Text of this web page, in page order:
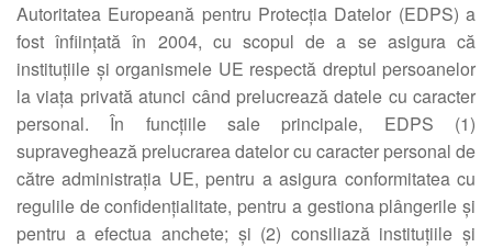
Autoritatea Europeană pentru Protecția Datelor (EDPS) a
fost înființată în 2004, cu scopul de a se asigura că
instituțiile și organismele UE respectă dreptul persoanelor
la viața privată atunci când prelucrează datele cu caracter
personal. În funcțiile sale principale, EDPS (1)
supraveghează prelucrarea datelor cu caracter personal de
către administrația UE, pentru a asigura conformitatea cu
regulile de confidențialitate, pentru a gestiona plângerile și
pentru a efectua anchete; și (2) consiliază instituțiile și